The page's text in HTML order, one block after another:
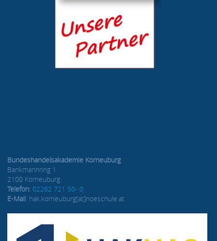
Bundeshandelsakademie Korneuburg
Bankmannring 1
2100 Korneuburg
Telefon: 02262 721 50- 0
E-Mail: hak.korneuburg[at]noeschule.at